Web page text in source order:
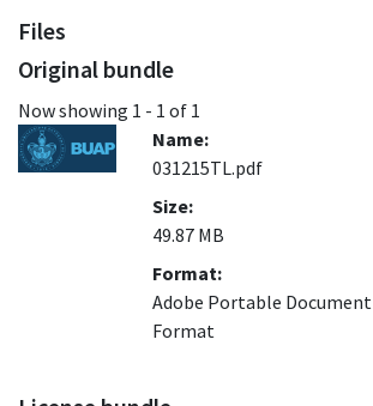
Files
Original bundle
Now showing 1 - 1 of 1
Name:
031215TL.pdf
Size:
49.87 MB
Format:
Adobe Portable Document
Format